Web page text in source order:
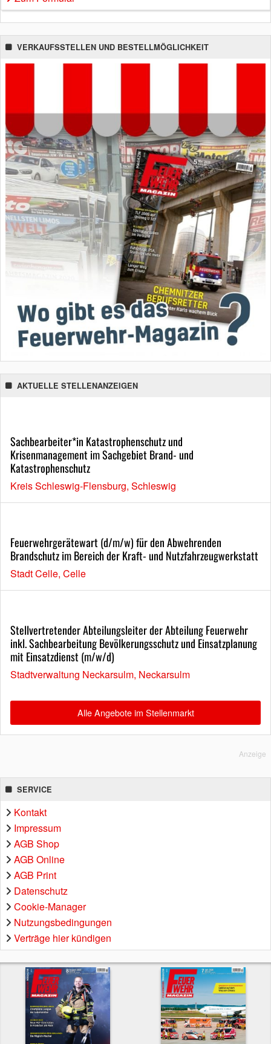
VERKAUFSSTELLEN UND BESTELLMÖGLICHKEIT
AKTUELLE STELLENANZEIGEN
Sachbearbeiter*in Katastrophenschutz und
Krisenmanagement im Sachgebiet Brand- und
Katastrophenschutz
Kreis Schleswig-Flensburg, Schleswig
Feuerwehrgerätewart (d/m/w) für den Abwehrenden
Brandschutz im Bereich der Kraft- und Nutzfahrzeugwerkstatt
Stadt Celle, Celle
Stellvertretender Abteilungsleiter der Abteilung Feuerwehr
inkl. Sachbearbeitung Bevölkerungsschutz und Einsatzplanung
mit Einsatzdienst (m/w/d)
Stadtverwaltung Neckarsulm, Neckarsulm
Alle Angebote im Stellenmarkt
Anzeige
SERVICE
Kontakt
Impressum
AGB Shop
AGB Online
AGB Print
Datenschutz
Cookie-Manager
Nutzungsbedingungen
Verträge hier kündigen